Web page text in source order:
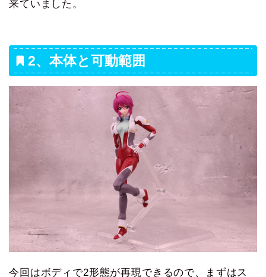
来ていました。
2、本体と可動範囲
今回はボディで2形態が再現できるので、まずはス